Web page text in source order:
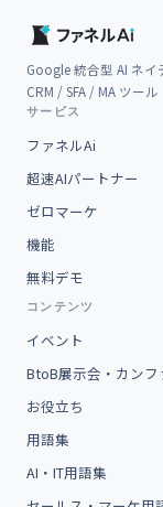
Google 統合型 AI ネイ
CRM / SFA / MA ツール
サービス
ファネルAi
超速AIパートナー
ゼロマーケ
機能
無料デモ
コンテンツ
イベント
BtoB展示会・カンフ
お役立ち
用語集
AI・IT用語集